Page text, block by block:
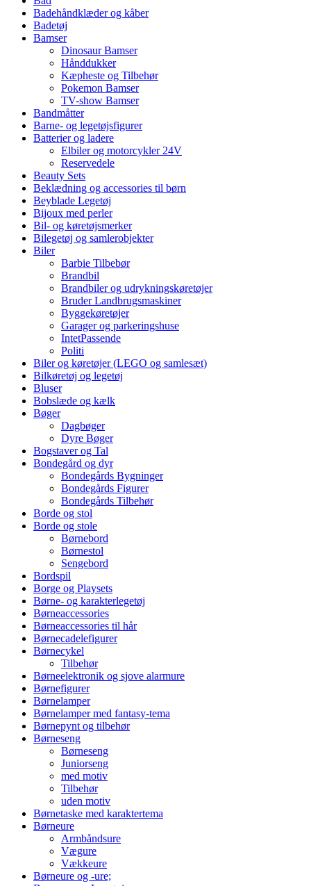
Badehåndklæder og kåber
Badetøj
Bamser
Dinosaur Bamser
Hånddukker
Kæpheste og Tilbehør
Pokemon Bamser
TV-show Bamser
Bandmåtter
Barne- og legetøjsfigurer
Batterier og ladere
Elbiler og motorcykler 24V
Reservedele
Beauty Sets
Beklædning og accessories til børn
Beyblade Legetøj
Bijoux med perler
Bil- og køretøjsmerker
Bilegetøj og samlerobjekter
Biler
Barbie Tilbebør
Brandbil
Brandbiler og udrykningskøretøjer
Bruder Landbrugsmaskiner
Byggekøretøjer
Garager og parkeringshuse
IntetPassende
Politi
Biler og køretøjer (LEGO og samlesæt)
Bilkøretøj og legetøj
Bluser
Bobslæde og kælk
Bøger
Dagbøger
Dyre Bøger
Bogstaver og Tal
Bondegård og dyr
Bondegårds Bygninger
Bondegårds Figurer
Bondegårds Tilbehør
Borde og stol
Borde og stole
Børnebord
Børnestol
Sengebord
Bordspil
Borge og Playsets
Børne- og karakterlegetøj
Børneaccessories
Børneaccessories til hår
Børnecadelefigurer
Børnecykel
Tilbehør
Børneelektronik og sjove alarmure
Børnefigurer
Børnelamper
Børnelamper med fantasy-tema
Børnepynt og tilbehør
Børneseng
Børneseng
Juniorseng
med motiv
Tilbehør
uden motiv
Børnetaske med karaktertema
Børneure
Armbåndsure
Vægure
Vækkeure
Børneure og -ure;